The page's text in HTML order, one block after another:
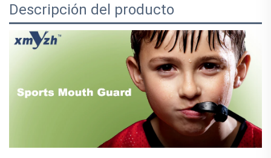
Descripción del producto